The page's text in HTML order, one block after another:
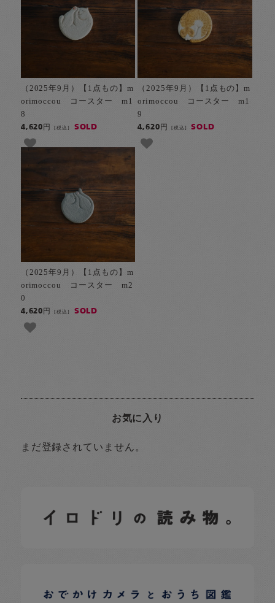
（2025年9月）【1点もの】m
orimoccou コースター m1
8
4,620円[税込] SOLD
（2025年9月）【1点もの】m
orimoccou コースター m1
9
4,620円 [税込] SOLD
（2025年9月）【1点もの】m
orimoccou コースター m2
0
4,620円[税込] SOLD
お気に入り
まだ登録されていません。
日常の様子など随時更新中です。
日常の様子など随時更新中です。